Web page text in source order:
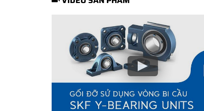
Tất cả các sản phẩm SKF chính hãng doSKF
bảo hành của nhà sản xuất.
CÁCH NHẬN BIẾT VÀ PHÂN BIỆT
Mua hàng tại các đại lý ủy quyền của SKF để
và phân biệt các sản phẩm SKF chính hãng bằng
Những cách phân biệt vòng bi SKF giả bằng mắt